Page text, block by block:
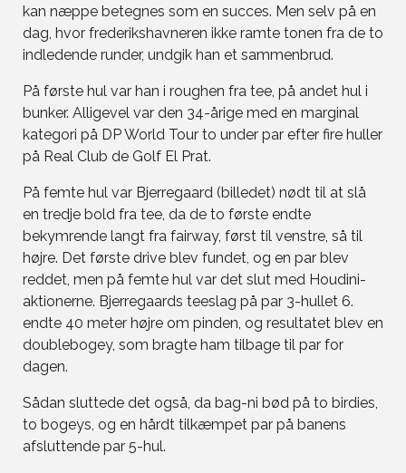
kan næppe betegnes som en succes. Men selv på en
dag, hvor frederikshavneren ikke ramte tonen fra de to
indledende runder, undgik han et sammenbrud.
På første hul var han i roughen fra tee, på andet hul i
bunker. Alligevel var den 34-årige med en marginal
kategori på DP World Tour to under par efter fire huller
på Real Club de Golf El Prat.
På femte hul var Bjerregaard (billedet) nødt til at slå
en tredje bold fra tee, da de to første endte
bekymrende langt fra fairway, først til venstre, så til
højre. Det første drive blev fundet, og en par blev
reddet, men på femte hul var det slut med Houdini-
aktionerne. Bjerregaards teeslag på par 3-hullet 6.
endte 40 meter højre om pinden, og resultatet blev en
doublebogey, som bragte ham tilbage til par for
dagen.
Sådan sluttede det også, da bag-ni bød på to birdies,
to bogeys, og en hårdt tilkæmpet par på banens
afsluttende par 5-hul.